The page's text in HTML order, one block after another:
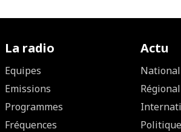
La radio
Equipes
Emissions
Programmes
Fréquences
Actu
National
Régional
Politique